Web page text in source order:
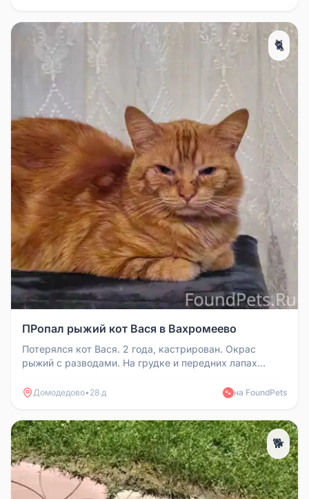
🐈
ПРопал рыжий кот Вася в Вахромеево
Потерялся кот Вася. 2 года, кастрирован. Окрас
рыжий с разводами. На грудке и передних лапах
Домодедово• 28 д 🐾 на FoundPets
🐕